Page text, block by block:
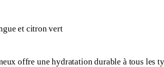
et citron vert
offre une hydratation durable à tous les